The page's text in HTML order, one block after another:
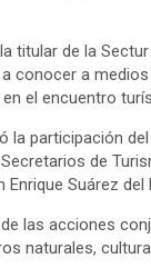
titular de la
conocer a
el encuentro
la participación
de
Enrique Suárez del
las acciones
naturales,